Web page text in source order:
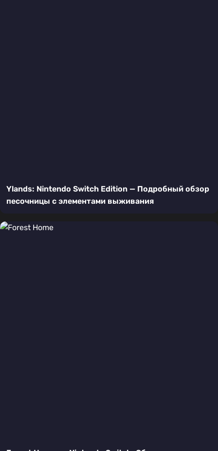
Ylands: Nintendo Switch Edition — Подробный обзор
песочницы с элементами выживания